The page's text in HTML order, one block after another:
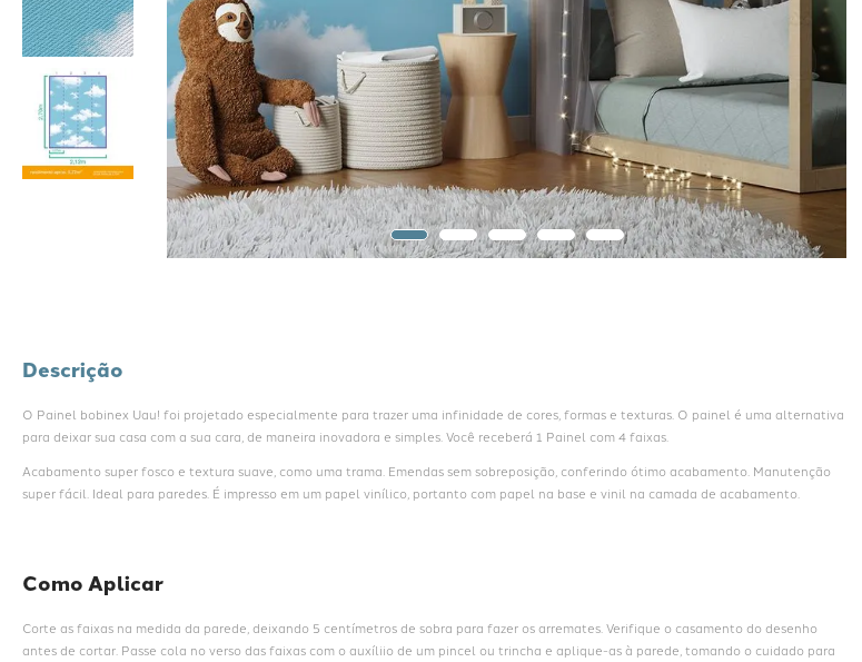
Descrição
O Painel bobinex Uau! foi projetado especialmente para trazer uma infinidade de cores, formas e texturas. O painel é uma alternativa
para deixar sua casa com a sua cara, de maneira inovadora e simples. Você receberá 1 Painel com 4 faixas.
Acabamento super fosco e textura suave, como uma trama. Emendas sem sobreposição, conferindo ótimo acabamento. Manutenção
super fácil. Ideal para paredes. É impresso em um papel vinílico, portanto com papel na base e vinil na camada de acabamento.
Como Aplicar
Corte as faixas na medida da parede, deixando 5 centímetros de sobra para fazer os arremates. Verifique o casamento do desenho
antes de cortar. Passe cola no verso das faixas com o auxíliio de um pincel ou trincha e aplique-as à parede, tomando o cuidado para